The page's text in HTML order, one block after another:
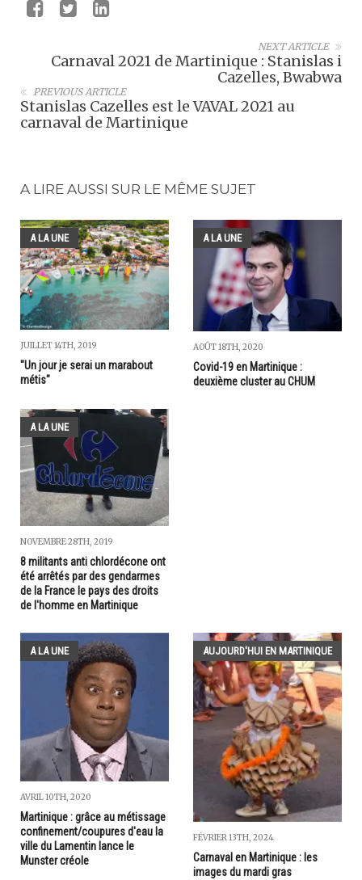
NEXT ARTICLE
Carnaval 2021 de Martinique : Stanislas i
Cazelles, Bwabwa
PREVIOUS ARTICLE
Stanislas Cazelles est le VAVAL 2021 au
carnaval de Martinique
A LIRE AUSSI SUR LE MÊME SUJET
A LA UNE
JUILLET 14TH, 2019
"Un jour je serai un marabout
métis"
A LA UNE
AOÛT 18TH, 2020
Covid-19 en Martinique :
deuxième cluster au CHUM
A LA UNE
NOVEMBRE 28TH, 2019
8 militants anti chlordécone ont
été arrêtés par des gendarmes
de la France le pays des droits
de l'homme en Martinique
A LA UNE
AVRIL 10TH, 2020
Martinique : grâce au métissage
confinement/coupures d'eau la
ville du Lamentin lance le
Munster créole
AUJOURD'HUI EN MARTINIQUE
FÉVRIER 13TH, 2024
Carnaval en Martinique : les
images du mardi gras